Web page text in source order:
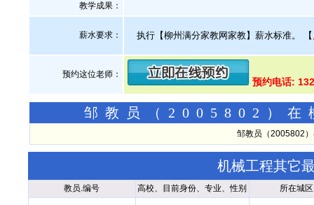
教学成果：
薪水要求： 执行【柳州满分家教网家教】薪水标准。 【
预约这位老师：
预约电话:
邹教员（2005802）在
邹教员（2005802
机械工程其它
教员.编号 高校、目前身份、专业、性别 所在城区